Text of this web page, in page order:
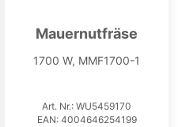
Mauernutfräse
1700 W, MMF1700-1
Art. Nr.: WU5459170
EAN: 4004646254199